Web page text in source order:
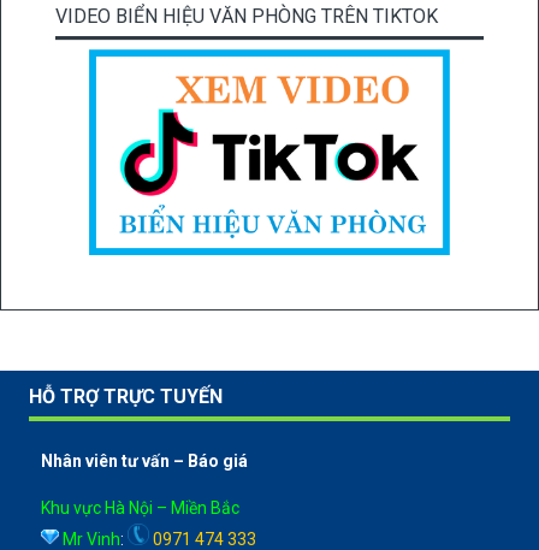
VIDEO BIỂN HIỆU VĂN PHÒNG TRÊN TIKTOK
HỖ TRỢ TRỰC TUYẾN
Nhân viên tư vấn – Báo giá
Khu vực Hà Nội – Miền Bắc
Mr Vinh:
0971 474 333